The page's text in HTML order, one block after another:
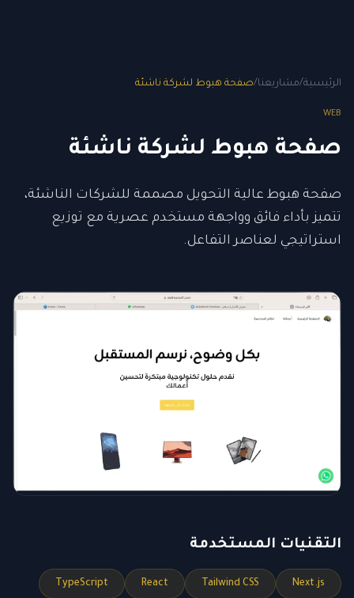
الرئيسية/مشاريعنا/صفحة هبوط لشركة ناشئة
WEB
صفحة هبوط لشركة ناشئة
صفحة هبوط عالية التحويل مصممة للشركات الناشئة،
تتميز بأداء فائق وواجهة مستخدم عصرية مع توزيع
استراتيجي لعناصر التفاعل.
التقنيات المستخدمة
Next.js
Tailwind CSS
React
TypeScript